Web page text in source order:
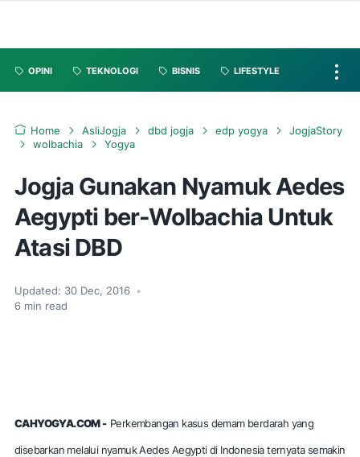
OPINI TEKNOLOGI BISNIS LIFESTYLE
Home AsliJogja dbd jogja edp yogya
JogjaStory
wolbachia
Yogya
Jogja Gunakan Nyamuk Aedes
Aegypti ber-Wolbachia Untuk
Atasi DBD
Updated: 30 Dec, 2016 •
6 min read
CAHYOGYA.COM - Perkembangan kasus demam berdarah yang
disebarkan melalui nyamukAedes Aegyptidi Indonesia ternyata semakin